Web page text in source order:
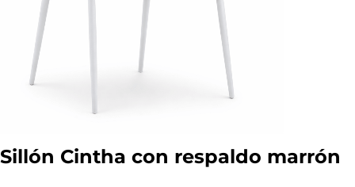
Sillón Cintha con respaldo marrón